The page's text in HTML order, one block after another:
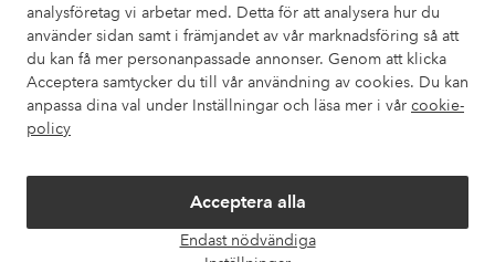
analysföretag vi arbetar med. Detta för att analysera hur du
använder sidan samt i främjandet av vår marknadsföring så att
du kan få mer personanpassade annonser. Genom att klicka
Acceptera samtycker du till vår användning av cookies. Du kan
anpassa dina val under Inställningar och läsa mer i vår cookie-
policy
Acceptera alla
Endast nödvändiga
Mina sidor
Om Ellos